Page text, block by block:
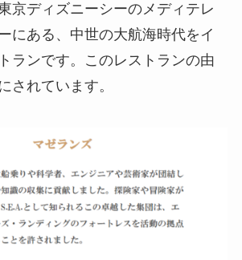
京ディズニーシーのメディテレ
にある、中世の大航海時代をイ
ランです。このレストランの由
されています。